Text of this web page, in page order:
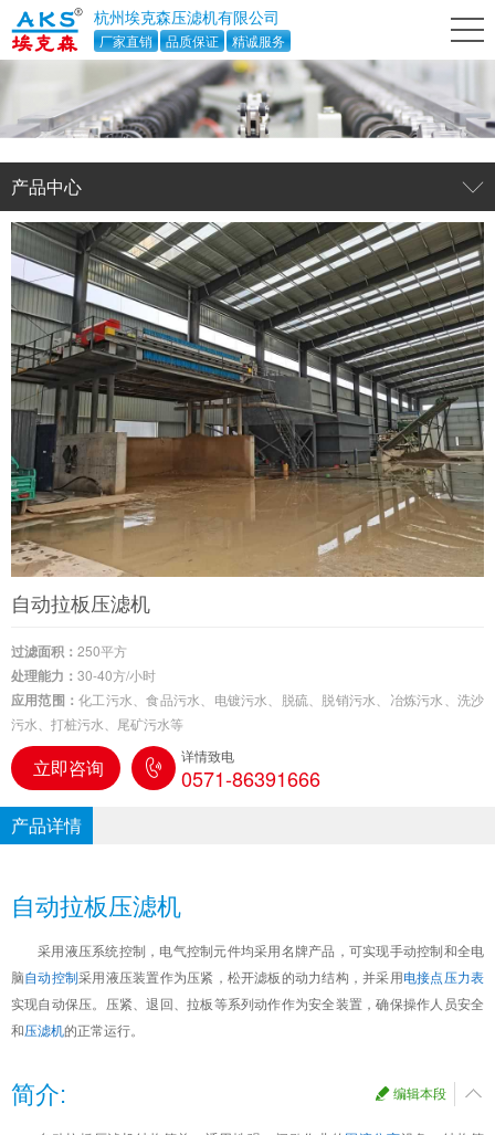
杭州埃克森压滤机有限公司
厂家直销 品质保证 精诚服务
产品中心
自动拉板压滤机
过滤面积： 250平方
处理能力： 30-40方/小时
应用范围：化工污水、食品污水、电镀污水、脱硫、脱销污水、冶炼污水、洗沙
污水、打桩污水、尾矿污水等
立即咨询 详情致电
0571-86391666
产品详情
自动拉板压滤机
采用液压系统控制，电气控制元件均采用名牌产品，可实现手动控制和全电
脑自动控制采用液压装置作为压紧，松开滤板的动力结构，并采用电接点压力表
实现自动保压。压紧、退回、拉板等系列动作作为安全装置，确保操作人员安全
和压滤机的正常运行。
编辑本段
简介: